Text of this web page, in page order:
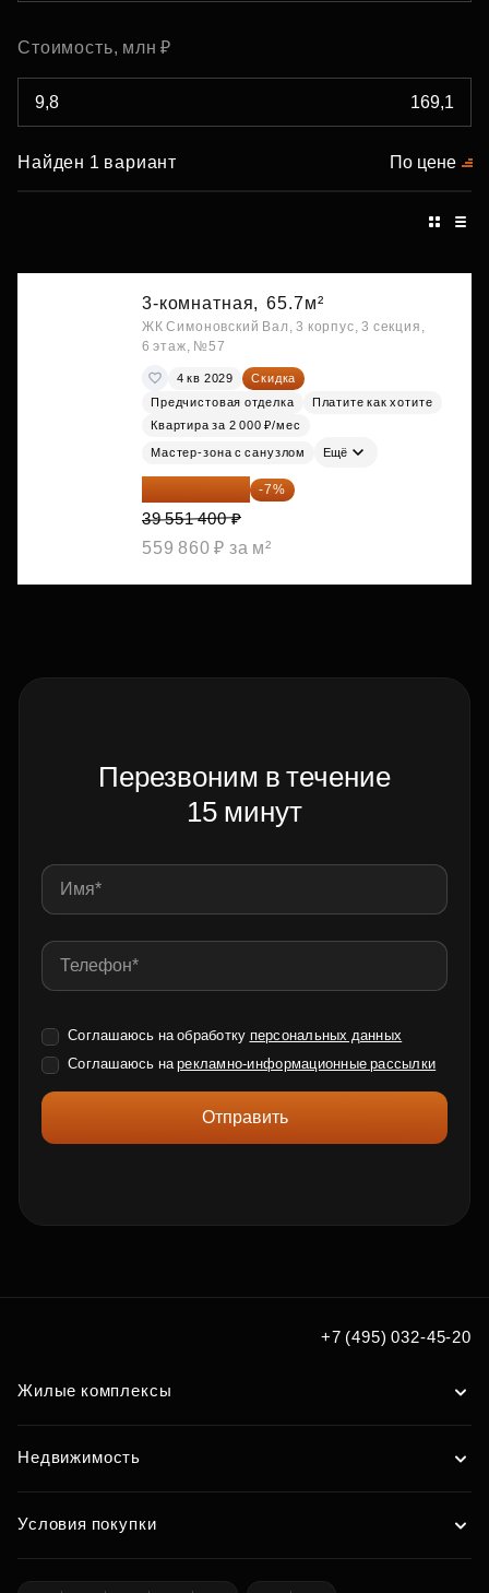
Стоимость, млн ₽
Найден 1 вариант По цене
3-комнатная, 65.7м²
ЖК Симоновский Вал, 3 корпус, 3 секция,
6 этаж, №57
4 кв 2029
Скидка
Предчистовая отделка
Платите как хотите
Квартира за 2 000 ₽/мес
Мастер-зона с санузлом Ещё
36 782 802 ₽ -7%
39 551 400 ₽
559 860 ₽ за м²
Перезвоним в течение
15 минут
Соглашаюсь на обработку персональных данных
Соглашаюсь нарекламно-информационные рассылки
Отправить
+7 (495) 032-45-20
Жилые комплексы
Недвижимость
Условия покупки